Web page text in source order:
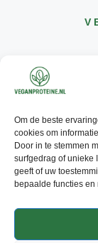
Om de beste
cookies om
Door in te stemmen
surfgedrag of unieke
geeft of uw
bepaalde functies